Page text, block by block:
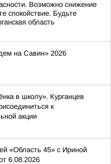
Возможно снижение
спокойствие. Будьте
область
на Савин» 2026
в школу». Курганцев
к
акции
«Область 45» с Ириной
6.08.2026